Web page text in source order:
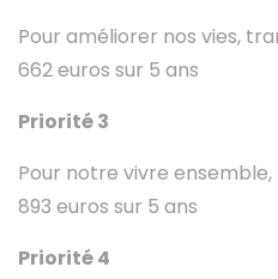
Pour améliorer nos vies,
662 euros sur 5 ans
Priorité 3
Pour notre vivre ensemble,
893 euros sur 5 ans
Priorité 4